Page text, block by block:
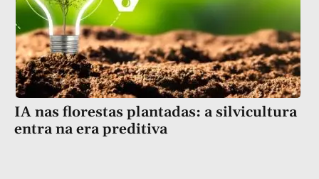
IA nas florestas plantadas: a silvicultura
entra na era preditiva